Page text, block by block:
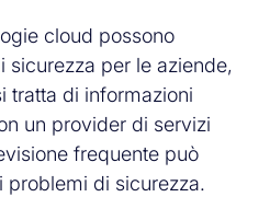
cloud possono
sicurezza per le aziende,
tratta di informazioni
un provider di servizi
frequente può
problemi di sicurezza.